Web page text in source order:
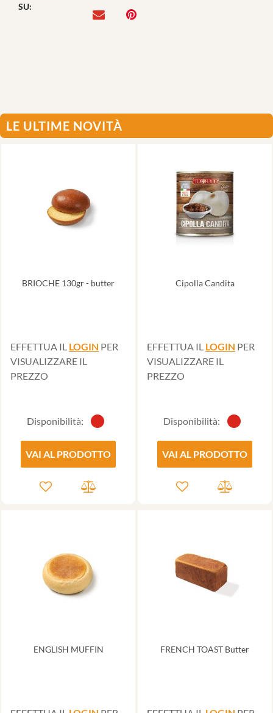
SU:
LE ULTIME NOVITÀ
BRIOCHE 130gr - butter
EFFETTUA IL LOGIN PER
VISUALIZZARE IL
PREZZO
Disponibilità:
VAI AL PRODOTTO
Cipolla Candita
EFFETTUA IL LOGIN PER
VISUALIZZARE IL
PREZZO
Disponibilità:
VAI AL PRODOTTO
ENGLISH MUFFIN FRENCH TOAST Butter